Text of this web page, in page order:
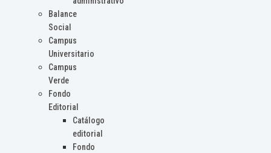
Balance
Social
Campus
Universitario
Campus
Verde
Fondo
Editorial
Catálogo
editorial
Fondo